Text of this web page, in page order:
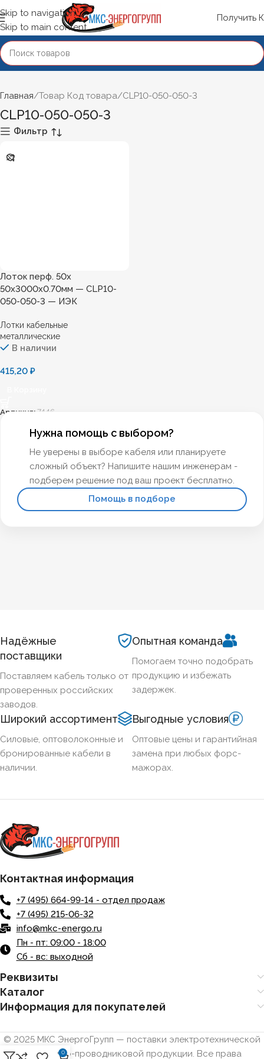
Skip to navigation
Skip to main content
Получить
Главная Товар Код товара CLP10-050-050-3
CLP10-050-050-3
Фильтр
Лоток перф. 50х
50х3000х0.70мм — CLP10-
050-050-3 — ИЭК
Лотки кабельные
металлические
В наличии
415,20 ₽
Артикул:7446
Нужна помощь с выбором?
Не уверены в выборе кабеля или планируете
сложный объект? Напишите нашим инженерам -
подберем решение под ваш проект бесплатно.
Помощь в подборе
Надёжные
поставщики
Поставляем кабель только от
проверенных российских
заводов.
Опытная команда
Помогаем точно подобрать
продукцию и избежать
задержек.
Широкий ассортимент
Силовые, оптоволоконные и
бронированные кабели в
наличии.
Выгодные условия
Оптовые цены и гарантийная
замена при любых форс-
мажорах.
Контактная информация
+7 (495) 664-99-14 - отдел продаж
+7 (495) 215-06-32
info@mkc-energo.ru
Пн - пт: 09:00 - 18:00
Сб - вс: выходной
Реквизиты
Каталог
Информация для покупателей
© 2025 МКС ЭнергоГрупп — поставки электротехнической
и кабельно-проводниковой продукции. Все права
0